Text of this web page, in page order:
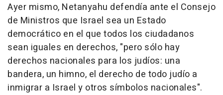
Ayer mismo, Netanyahu defendía ante el Consejo
de Ministros que Israel sea un Estado
democrático en el que todos los ciudadanos
sean iguales en derechos, "pero sólo hay
derechos nacionales para los judíos: una
bandera, un himno, el derecho de todo judío a
inmigrar a Israel y otros símbolos nacionales".